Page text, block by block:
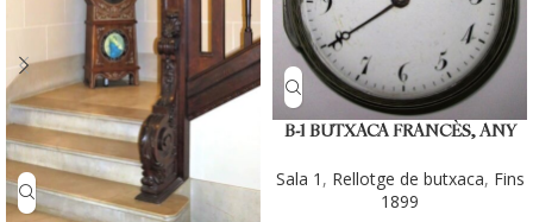
B-1 BUTXACA FRANCÈS, ANY
Sala 1 , Rellotge de butxaca, Fins
1899